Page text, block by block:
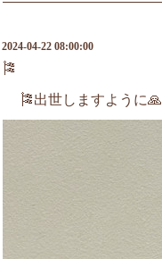
2024-04-22 08:00:00
🎏
🎏出世しますように🙏